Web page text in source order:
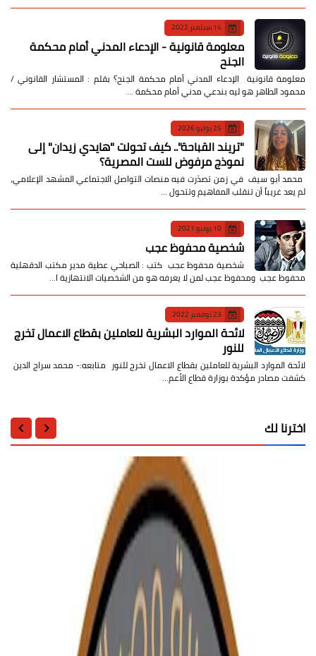
14 سبتمبر 2022
معلومة قانونية - الإدعاء المدني أمام محكمة
الجنح
معلومة قانونية الإدعاء المدني أمام محكمة الجنح؟ بقلم : المستشار القانوني /
محمود الطاهر هو ليه بندعي مدني أمام محكمة …
25 يوليو 2026
​"تريند القباحة".. كيف تحولت "هايدي زيدان" إلى
نموذج مرفوض للست المصرية؟
​ محمد أبو سيف ​في زمن تصدّرت فيه منصات التواصل الاجتماعي المشهد الإعلامي،
لم يعد غريباً أن تنقلب المفاهيم وتتحول …
10 يونيو 2021
شخصية محفوظ عجب
شخصية محفوظ عجب كتب : الصباحي عطية مدير مكتب الدقهلية
محفوظ عجب ومحفوظ عجب لمن لا يعرفه هو من الشخصيات الانتهازية ا…
23 نوفمبر 2022
لائحة الموارد البشرية للعاملين بقطاع الاعمال تخرج
للنور
لائحة الموارد البشرية للعاملين بقطاع الاعمال تخرج للنور متابعه:- محمد سراج الدين
كشفت مصادر مؤكدة بوزارة قطاع الأعم…
اخترنا لك